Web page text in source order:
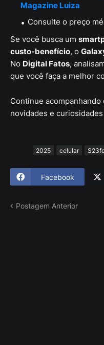
Magazine Luiza
Consulte o preço
Se você busca um
custo-benefício, o
No Digital Fatos,
que você faça a melhor
Continue acompanhando
novidades e
2025 celular
Facebook
Postagem Anterior